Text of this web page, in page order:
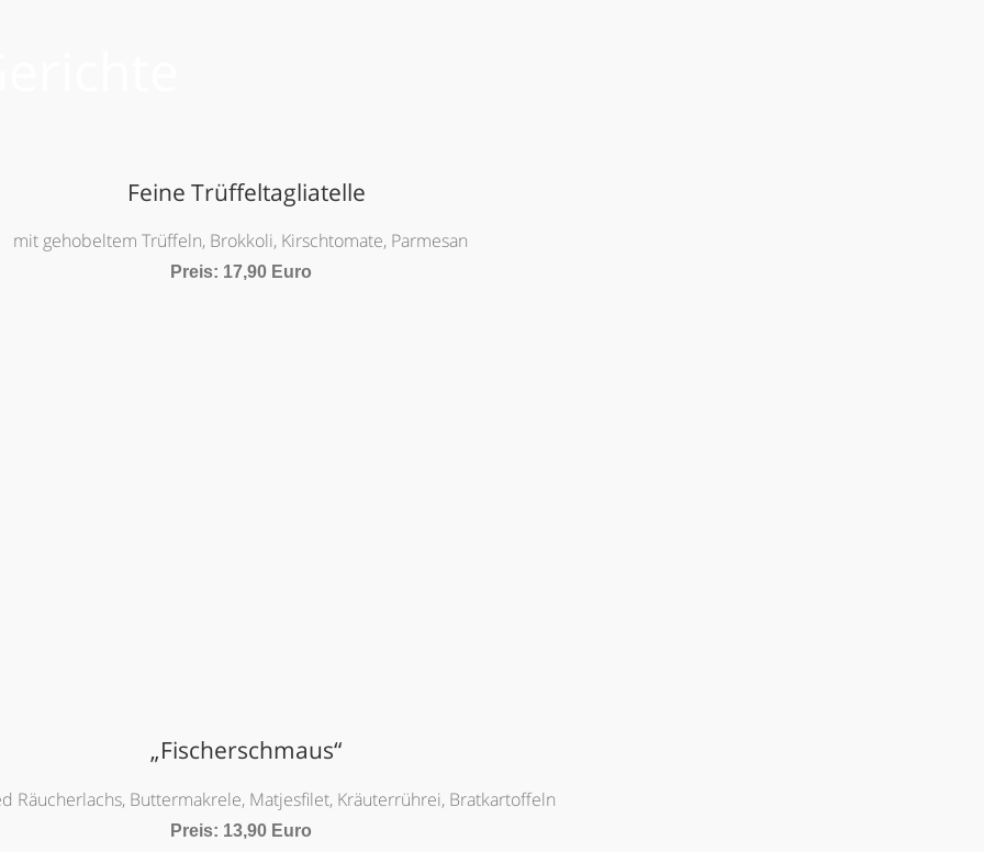
Feine Trüffeltagliatelle
mit gehobeltem Trüffeln, Brokkoli, Kirschtomate, Parmesan
Preis: 17,90 Euro
„Fischerschmaus“
Räucherlachs, Buttermakrele, Matjesfilet, Kräuterrührei, Bratkartoffeln
Preis: 13,90 Euro